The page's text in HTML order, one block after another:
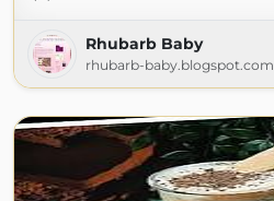
Rhubarb Baby
rhubarb-baby.blogspot.com